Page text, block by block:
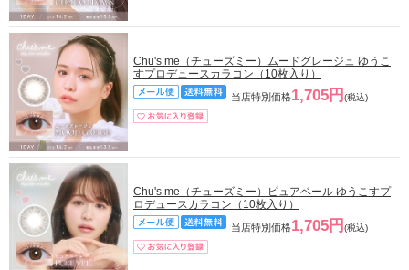
Chu's me（チューズミー）ムードグレージュ ゆうこ
すプロデュースカラコン（10枚入り）
当店特別価格1,705円 (税込)
Chu's me（チューズミー）ピュアベール ゆうこすプ
ロデュースカラコン（10枚入り）
当店特別価格1,705円 (税込)